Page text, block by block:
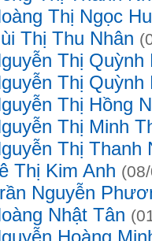
Thị Ngọc
Thị Thu Nhân
Thị Quỳnh
Thị Quỳnh
Thị Hồng
Thị Minh
Thị Thanh
Thị Kim Anh
Nguyễn
Nhật Tân
Hoàng